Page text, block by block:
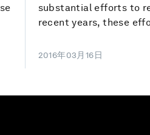
substantial efforts to
recent years, these
2016年03月16日